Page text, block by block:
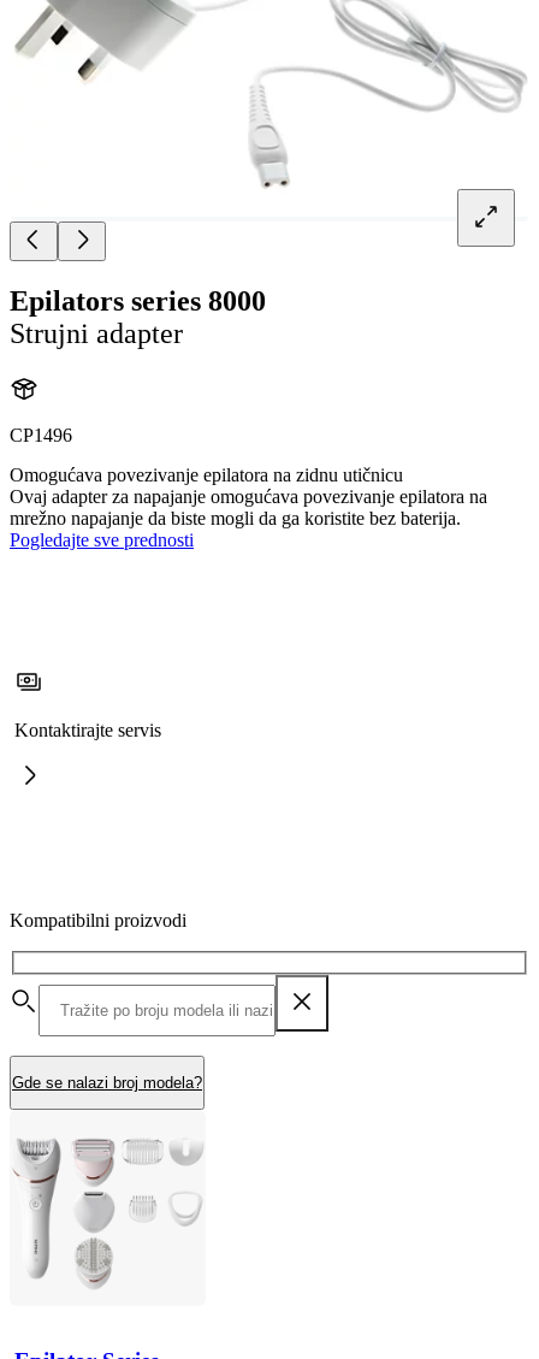
Epilators series 8000
Strujni adapter
CP1496
Omogućava povezivanje epilatora na zidnu utičnicu
Ovaj adapter za napajanje omogućava povezivanje epilatora na
mrežno napajanje da biste mogli da ga koristite bez baterija.
Pogledajte sve prednosti
Kontaktirajte servis
Kompatibilni proizvodi
Gde se nalazi broj modela?